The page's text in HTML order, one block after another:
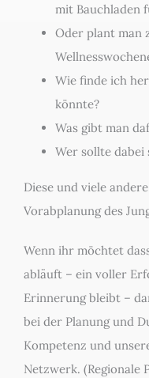
mit Bauchladen
Oder plant man
Wie finde ich
könnte?
Was gibt man
Wer sollte dabei
Diese und viele
Vorabplanung des
Wenn ihr möchtet
abläuft – ein voller
Erinnerung bleibt –
bei der Planung und
Kompetenz und
Netzwerk. (Regionale